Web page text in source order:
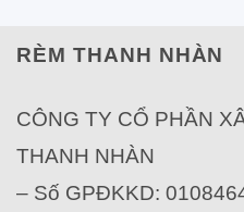
RÈM THANH NHÀN
CÔNG TY CỔ PHẦN
THANH NHÀN
– Số GPĐKKD: